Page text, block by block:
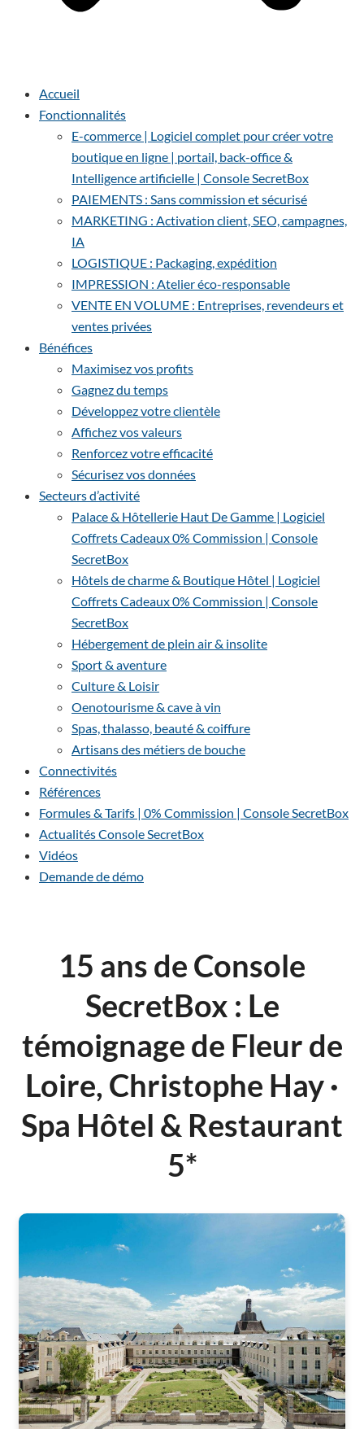
Accueil
Fonctionnalités
E-commerce | Logiciel complet pour créer votre
boutique en ligne | portail, back-office &
Intelligence artificielle | Console SecretBox
PAIEMENTS : Sans commission et sécurisé
MARKETING : Activation client, SEO, campagnes,
IA
LOGISTIQUE : Packaging, expédition
IMPRESSION : Atelier éco-responsable
VENTE EN VOLUME : Entreprises, revendeurs et
ventes privées
Bénéfices
Maximisez vos profits
Gagnez du temps
Développez votre clientèle
Affichez vos valeurs
Renforcez votre efficacité
Sécurisez vos données
Secteurs d’activité
Palace & Hôtellerie Haut De Gamme | Logiciel
Coffrets Cadeaux 0% Commission | Console
SecretBox
Hôtels de charme & Boutique Hôtel | Logiciel
Coffrets Cadeaux 0% Commission | Console
SecretBox
Hébergement de plein air & insolite
Sport & aventure
Culture & Loisir
Oenotourisme & cave à vin
Spas, thalasso, beauté & coiffure
Artisans des métiers de bouche
Connectivités
Références
Formules & Tarifs | 0% Commission | Console SecretBox
Actualités Console SecretBox
Vidéos
Demande de démo
15 ans de Console
SecretBox : Le
témoignage de Fleur de
Loire, Christophe Hay ·
Spa Hôtel & Restaurant
5*